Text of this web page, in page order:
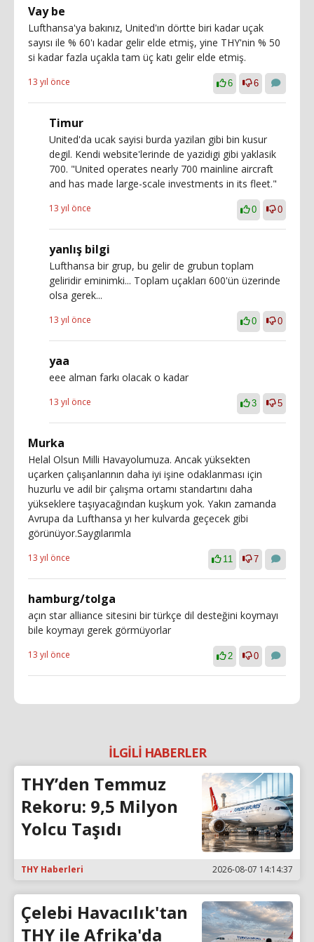
Vay be
Lufthansa'ya bakınız, United'ın dörtte biri kadar uçak
sayısı ile % 60'ı kadar gelir elde etmiş, yine THY'nin % 50
si kadar fazla uçakla tam üç katı gelir elde etmiş.
13 yıl önce 6 6
Timur
United'da ucak sayisi burda yazilan gibi bin kusur
degil. Kendi website'lerinde de yazidigi gibi yaklasik
700. "United operates nearly 700 mainline aircraft
and has made large-scale investments in its fleet."
13 yıl önce 0 0
yanlış bilgi
Lufthansa bir grup, bu gelir de grubun toplam
geliridir eminimki... Toplam uçakları 600'ün üzerinde
olsa gerek...
13 yıl önce 0 0
yaa
eee alman farkı olacak o kadar
13 yıl önce 3 5
Murka
Helal Olsun Milli Havayolumuza. Ancak yüksekten
uçarken çalışanlarının daha iyi işine odaklanması için
huzurlu ve adil bir çalışma ortamı standartını daha
yükseklere taşıyacağından kuşkum yok. Yakın zamanda
Avrupa da Lufthansa yı her kulvarda geçecek gibi
görünüyor.Saygılarımla
13 yıl önce 11 7
hamburg/tolga
açın star alliance sitesini bir türkçe dil desteğini koymayı
bile koymayı gerek görmüyorlar
13 yıl önce 2 0
İLGİLİ HABERLER
THY’den Temmuz
Rekoru: 9,5 Milyon
Yolcu Taşıdı
THY Haberleri 2026-08-07 14:14:37
Çelebi Havacılık'tan
THY ile Afrika'da